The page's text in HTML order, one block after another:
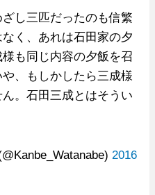
し三匹だったのも信繁
く、あれは石田家の夕
も同じ内容の夕飯を召
、もしかしたら三成様
。石田三成とはそうい
2016